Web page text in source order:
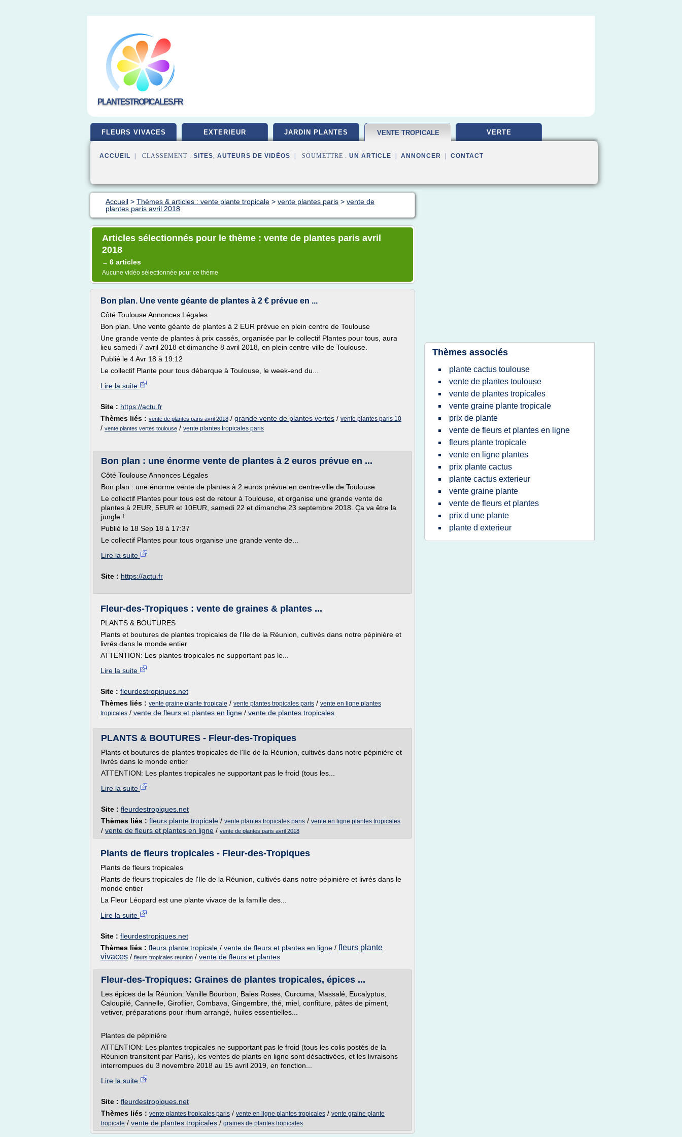
PLANTESTROPICALES.FR
FLEURS VIVACES EXTERIEUR JARDIN PLANTES VENTE TROPICALE VERTE
ACCUEIL | CLASSEMENT : SITES, AUTEURS DE VIDÉOS | SOUMETTRE : UN ARTICLE ANNONCER CONTACT
Accueil > Thèmes & articles : vente plante tropicale > vente plantes paris > vente de
plantes paris avril 2018
Articles sélectionnés pour le thème : vente de plantes paris avril
2018
→ 6 articles
Aucune vidéo sélectionnée pour ce thème
Bon plan. Une vente géante de plantes à 2 € prévue en ...
Côté Toulouse Annonces Légales
Bon plan. Une vente géante de plantes à 2 EUR prévue en plein centre de Toulouse
Une grande vente de plantes à prix cassés, organisée par le collectif Plantes pour tous, aura
lieu samedi 7 avril 2018 et dimanche 8 avril 2018, en plein centre-ville de Toulouse.
Publié le 4 Avr 18 à 19:12
Le collectif Plante pour tous débarque à Toulouse, le week-end du...
Lire la suite
Site : https://actu.fr
Thèmes liés : vente de plantes paris avril 2018 / grande vente de plantes vertes / vente plantes paris 10
/ vente plantes vertes toulouse / vente plantes tropicales paris
Bon plan : une énorme vente de plantes à 2 euros prévue en ...
Côté Toulouse Annonces Légales
Bon plan : une énorme vente de plantes à 2 euros prévue en centre-ville de Toulouse
Le collectif Plantes pour tous est de retour à Toulouse, et organise une grande vente de
plantes à 2EUR, 5EUR et 10EUR, samedi 22 et dimanche 23 septembre 2018. Ça va être la
jungle !
Publié le 18 Sep 18 à 17:37
Le collectif Plantes pour tous organise une grande vente de...
Lire la suite
Site : https://actu.fr
Fleur-des-Tropiques : vente de graines & plantes ...
PLANTS & BOUTURES
Plants et boutures de plantes tropicales de l'Ile de la Réunion, cultivés dans notre pépinière et
livrés dans le monde entier
ATTENTION: Les plantes tropicales ne supportant pas le...
Lire la suite
Site : fleurdestropiques.net
Thèmes liés : vente graine plante tropicale / vente plantes tropicales paris / vente en ligne plantes
tropicales / vente de fleurs et plantes en ligne / vente de plantes tropicales
PLANTS & BOUTURES - Fleur-des-Tropiques
Plants et boutures de plantes tropicales de l'Ile de la Réunion, cultivés dans notre pépinière et
livrés dans le monde entier
ATTENTION: Les plantes tropicales ne supportant pas le froid (tous les...
Lire la suite
Site : fleurdestropiques.net
Thèmes liés : fleurs plante tropicale / vente plantes tropicales paris / vente en ligne plantes tropicales
/ vente de fleurs et plantes en ligne / vente de plantes paris avril 2018
Plants de fleurs tropicales - Fleur-des-Tropiques
Plants de fleurs tropicales
Plants de fleurs tropicales de l'Ile de la Réunion, cultivés dans notre pépinière et livrés dans le
monde entier
La Fleur Léopard est une plante vivace de la famille des...
Lire la suite
Site : fleurdestropiques.net
Thèmes liés : fleurs plante tropicale / vente de fleurs et plantes en ligne / fleurs plante
vivaces / fleurs tropicales reunion / vente de fleurs et plantes
Fleur-des-Tropiques: Graines de plantes tropicales, épices ...
Les épices de la Réunion: Vanille Bourbon, Baies Roses, Curcuma, Massalé, Eucalyptus,
Caloupilé, Cannelle, Giroflier, Combava, Gingembre, thé, miel, confiture, pâtes de piment,
vetiver, préparations pour rhum arrangé, huiles essentielles...
Plantes de pépinière
ATTENTION: Les plantes tropicales ne supportant pas le froid (tous les colis postés de la
Réunion transitent par Paris), les ventes de plants en ligne sont désactivées, et les livraisons
interrompues du 3 novembre 2018 au 15 avril 2019, en fonction...
Lire la suite
Site : fleurdestropiques.net
Thèmes liés : vente plantes tropicales paris / vente en ligne plantes tropicales / vente graine plante
tropicale / vente de plantes tropicales / graines de plantes tropicales
Thèmes associés
plante cactus toulouse
vente de plantes toulouse
vente de plantes tropicales
vente graine plante tropicale
prix de plante
vente de fleurs et plantes en ligne
fleurs plante tropicale
vente en ligne plantes
prix plante cactus
plante cactus exterieur
vente graine plante
vente de fleurs et plantes
prix d une plante
plante d exterieur